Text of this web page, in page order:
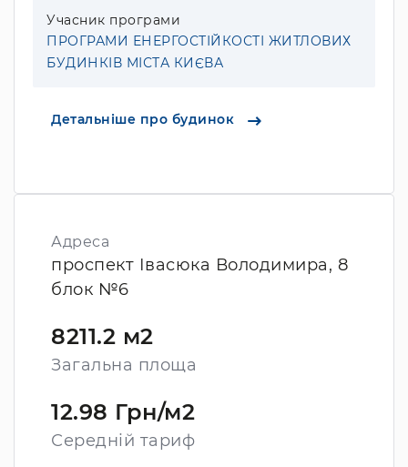
Учасник програми
ПРОГРАМИ ЕНЕРГОСТІЙКОСТІ ЖИТЛОВИХ
БУДИНКІВ МІСТА КИЄВА
Детальніше про будинок
Адреса
проспект Івасюка Володимира, 8
блок №6
8211.2 м2
Загальна площа
12.98 Грн/м2
Середній тариф